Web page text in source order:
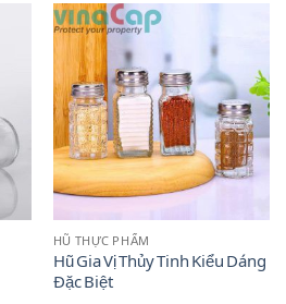
HŨ THỰC PHẨM
Hũ Gia Vị Thủy Tinh Kiểu Dáng
Đặc Biệt